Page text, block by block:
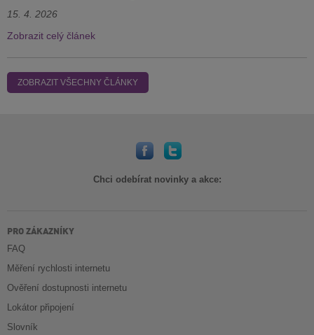
15. 4. 2026
Zobrazit celý článek
ZOBRAZIT VŠECHNY ČLÁNKY
Chci odebírat novinky a akce:
PRO ZÁKAZNÍKY
FAQ
Měření rychlosti internetu
Ověření dostupnosti internetu
Lokátor připojení
Slovník